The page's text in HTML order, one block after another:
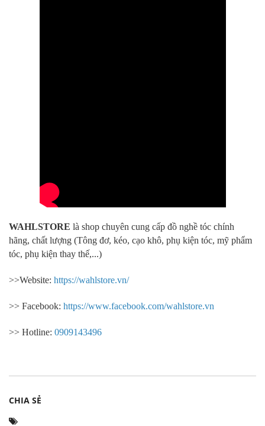
WAHLSTORE là shop chuyên cung cấp đồ nghề tóc chính
hãng, chất lượng (Tông đơ, kéo, cạo khô, phụ kiện tóc, mỹ phẩm
tóc, phụ kiện thay thế,...)
>>Website: https://wahlstore.vn/
>> Facebook: https://www.facebook.com/wahlstore.vn
>> Hotline: 0909143496
CHIA SẺ